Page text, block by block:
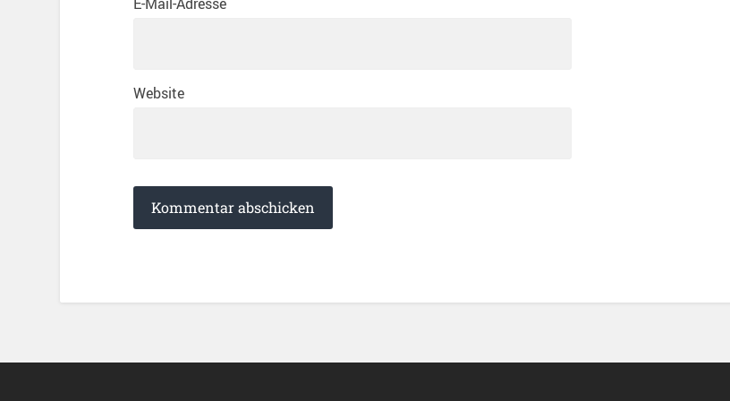
E-Mail-Adresse
Website